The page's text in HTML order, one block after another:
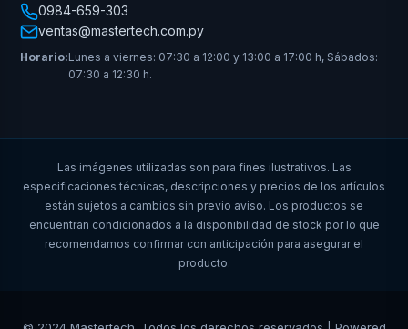
0984-659-303
ventas@mastertech.com.py
Horario:Lunes a viernes: 07:30 a 12:00 y 13:00 a 17:00 h, Sábados:
07:30 a 12:30 h.
Las imágenes utilizadas son para fines ilustrativos. Las
especificaciones técnicas, descripciones y precios de los artículos
están sujetos a cambios sin previo aviso. Los productos se
encuentran condicionados a la disponibilidad de stock por lo que
recomendamos confirmar con anticipación para asegurar el
producto.